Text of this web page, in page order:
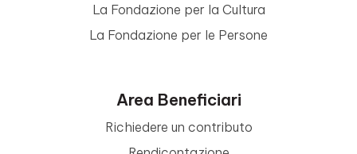
La Fondazione per la Cultura
La Fondazione per le Persone
Area Beneficiari
Richiedere un contributo